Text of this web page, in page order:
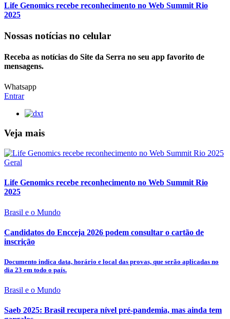
Life Genomics recebe reconhecimento no Web Summit Rio
2025
Nossas notícias no celular
Receba as notícias do Site da Serra no seu app favorito de
mensagens.
Whatsapp
Entrar
Veja mais
Geral
Life Genomics recebe reconhecimento no Web Summit Rio
2025
Brasil e o Mundo
Candidatos do Encceja 2026 podem consultar o cartão de
inscrição
Documento indica data, horário e local das provas, que serão aplicadas no
dia 23 em todo o país.
Brasil e o Mundo
Saeb 2025: Brasil recupera nível pré-pandemia, mas ainda tem